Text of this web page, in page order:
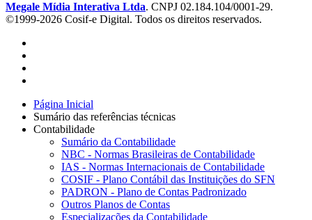
Megale Mídia Interativa Ltda. CNPJ 02.184.104/0001-29.
©1999-2026 Cosif-e Digital. Todos os direitos reservados.
Página Inicial
Sumário das referências técnicas
Contabilidade
Sumário da Contabilidade
NBC - Normas Brasileiras de Contabilidade
IAS - Normas Internacionais de Contabilidade
COSIF - Plano Contábil das Instituições do SFN
PADRON - Plano de Contas Padronizado
Outros Planos de Contas
Especializações da Contabilidade